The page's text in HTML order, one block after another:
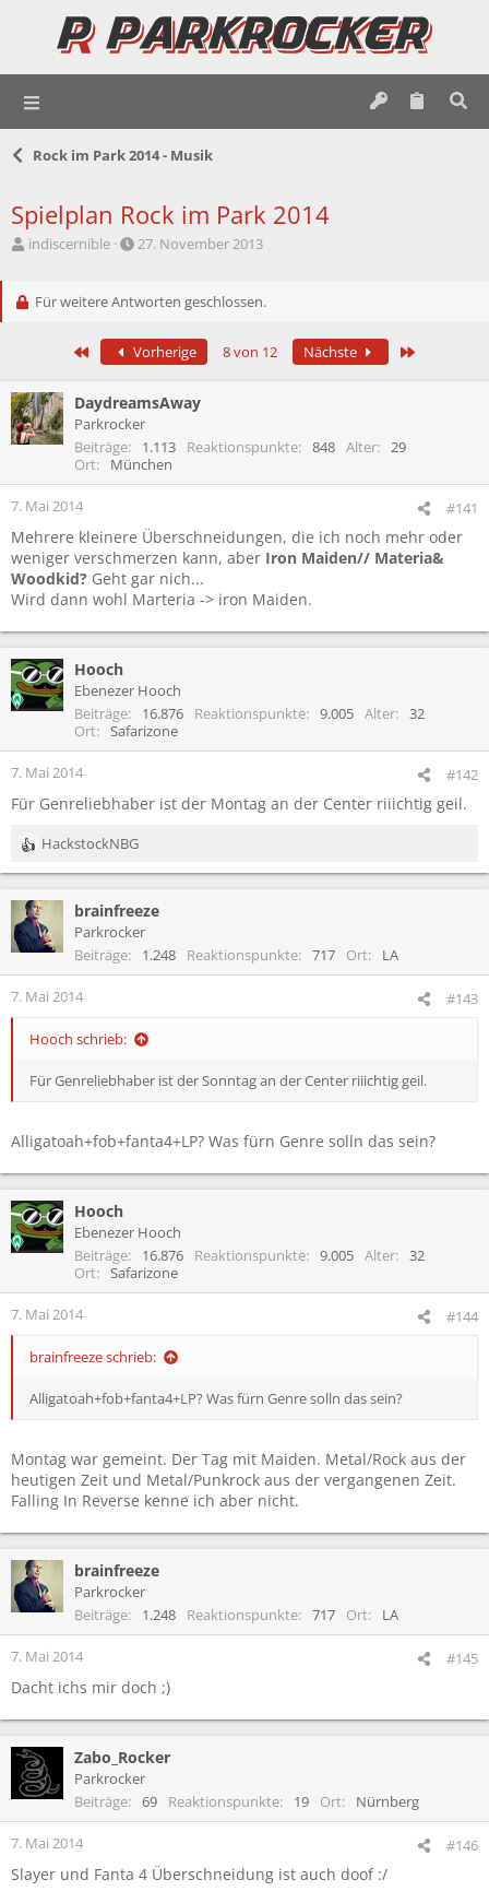
Rock im Park 2014 - Musik
Spielplan Rock im Park 2014
E
t
r
indiscernible
E
t
l
l
a
m
27. November 2013
Für weitere Antworten geschlossen.
Erste Vorherige 8 von 12 Nächste
DaydreamsAway
Parkrocker
Beiträge
1.113 Reaktionspunkte 848 Alter
29
Ort
München
7. Mai 2014 #141
Mehrere kleinere Überschneidungen, die ich noch mehr oder
weniger verschmerzen kann, aber Iron Maiden// Materia&
Woodkid? Geht gar nich...
Wird dann wohl Marteria -> iron Maiden.
Hooch
Ebenezer Hooch
Beiträge
16.876 Reaktionspunkte 9.005 Alter
32
Ort
Safarizone
7. Mai 2014 #142
Für Genreliebhaber ist der Montag an der Center riiichtig geil.
R
e
k
t
i
n
HackstockNBG
brainfreeze
Parkrocker
Beiträge
1.248 Reaktionspunkte 717 Ort LA
7. Mai 2014 #143
Hooch schrieb:
Für Genreliebhaber ist der Sonntag an der Center riiichtig geil.
Alligatoah+fob+fanta4+LP? Was fürn Genre solln das sein?
Hooch
Ebenezer Hooch
Beiträge
16.876 Reaktionspunkte 9.005 Alter
32
Ort
Safarizone
7. Mai 2014 #144
brainfreeze schrieb:
Alligatoah+fob+fanta4+LP? Was fürn Genre solln das sein?
Montag war gemeint. Der Tag mit Maiden. Metal/Rock aus der
heutigen Zeit und Metal/Punkrock aus der vergangenen Zeit.
Falling In Reverse kenne ich aber nicht.
brainfreeze
Parkrocker
Beiträge
1.248 Reaktionspunkte 717 Ort LA
7. Mai 2014 #145
Dacht ichs mir doch ;)
Zabo_Rocker
Parkrocker
Beiträge
69 Reaktionspunkte 19 Ort Nürnberg
7. Mai 2014 #146
Slayer und Fanta 4 Überschneidung ist auch doof :/